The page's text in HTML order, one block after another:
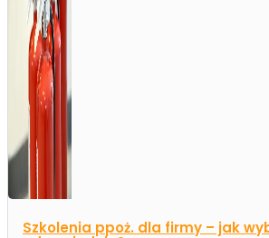
Szkolenia ppoż. dla firmy – jak